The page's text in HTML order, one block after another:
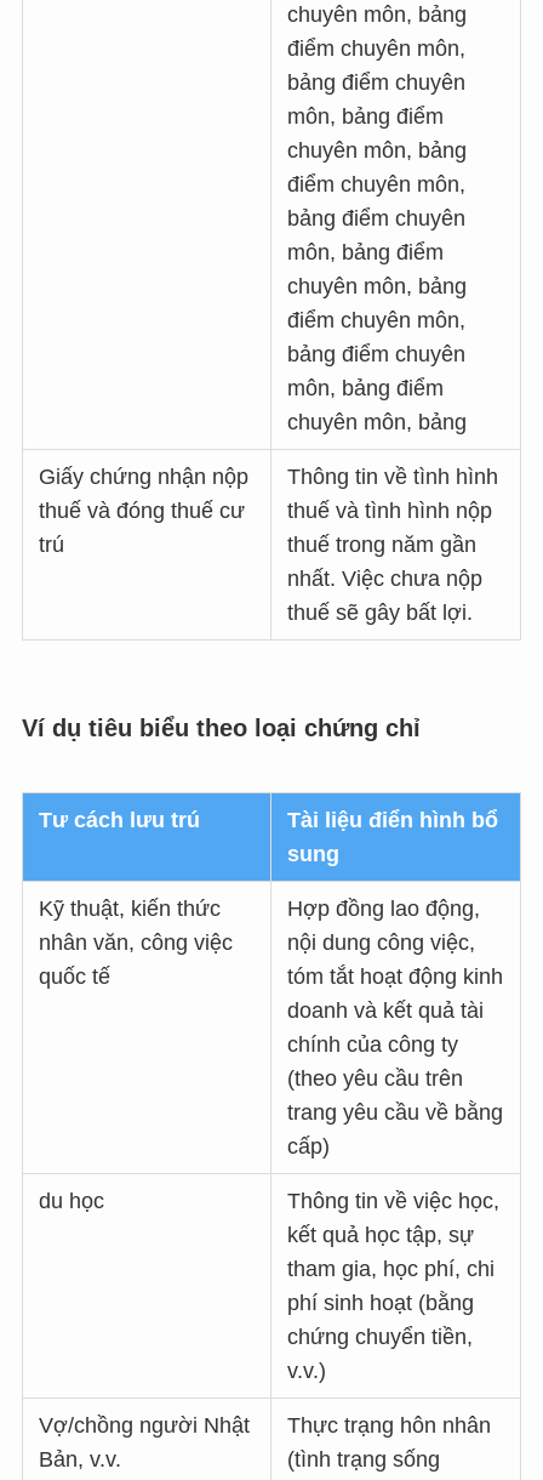
chuyên môn, bảng
điểm chuyên môn,
bảng điểm chuyên
môn, bảng điểm
chuyên môn, bảng
điểm chuyên môn,
bảng điểm chuyên
môn, bảng điểm
chuyên môn, bảng
điểm chuyên môn,
bảng điểm chuyên
môn, bảng điểm
chuyên môn, bảng
Giấy chứng nhận nộp
thuế và đóng thuế cư
trú
Thông tin về tình hình
thuế và tình hình nộp
thuế trong năm gần
nhất. Việc chưa nộp
thuế sẽ gây bất lợi.
Ví dụ tiêu biểu theo loại chứng chỉ
Tư cách lưu trú
Tài liệu điển hình bổ
sung
Kỹ thuật, kiến thức
nhân văn, công việc
quốc tế
Hợp đồng lao động,
nội dung công việc,
tóm tắt hoạt động kinh
doanh và kết quả tài
chính của công ty
(theo yêu cầu trên
trang yêu cầu về bằng
cấp)
du học
Thông tin về việc học,
kết quả học tập, sự
tham gia, học phí, chi
phí sinh hoạt (bằng
chứng chuyển tiền,
v.v.)
Vợ/chồng người Nhật
Bản, v.v.
Thực trạng hôn nhân
(tình trạng sống